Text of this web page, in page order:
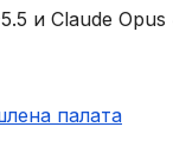
и Claude Opus
палaта